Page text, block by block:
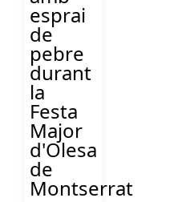
esprai
de
pebre
durant
la
Festa
Major
d'Olesa
de
Montserrat